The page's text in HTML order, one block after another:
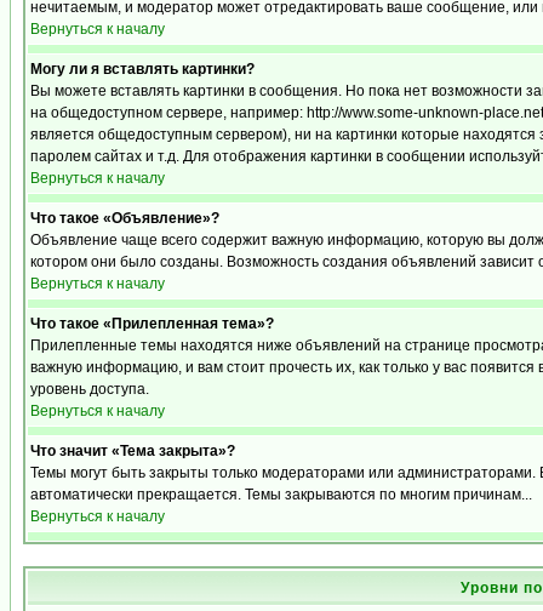
нечитаемым, и модератор может отредактировать ваше сообщение, или
Вернуться к началу
Могу ли я вставлять картинки?
Вы можете вставлять картинки в сообщения. Но пока нет возможности
на общедоступном сервере, например: http://www.some-unknown-
является общедоступным сервером), ни на картинки которые
паролем сайтах и т.д. Для отображения картинки в сообщении
Вернуться к началу
Что такое «Объявление»?
Объявление чаще всего содержит важную информацию, которую вы
котором они было созданы. Возможность создания объявлений
Вернуться к началу
Что такое «Прилепленная тема»?
Прилепленные темы находятся ниже объявлений на странице
важную информацию, и вам стоит прочесть их, как только у вас
уровень доступа.
Вернуться к началу
Что значит «Тема закрыта»?
Темы могут быть закрыты только модераторами или
автоматически прекращается. Темы закрываются по многим причинам...
Вернуться к началу
Уровни